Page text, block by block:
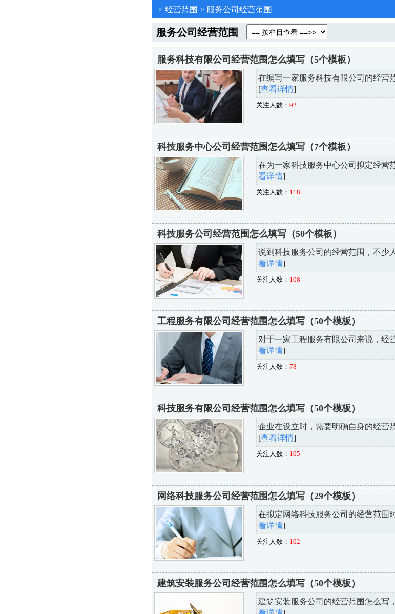
> 经营范围 > 服务公司经营范围
服务公司经营范围
服务科技有限公司经营范围怎么填写（5个模板）
在编写一家服务科技有限公司的经营
[查看详情]
关注人数： 92
科技服务中心公司经营范围怎么填写（7个模板）
在为一家科技服务中心公司拟定经营
看详情]
关注人数： 118
科技服务公司经营范围怎么填写（50个模板）
说到科技服务公司的经营范围，不少
看详情]
关注人数： 108
工程服务有限公司经营范围怎么填写（50个模板）
对于一家工程服务有限公司来说，经
看详情]
关注人数： 78
科技服务有限公司经营范围怎么填写（50个模板）
企业在设立时，需要明确自身的经营
[查看详情]
关注人数： 105
网络科技服务公司经营范围怎么填写（29个模板）
在拟定网络科技服务公司的经营范围
看详情]
关注人数： 102
建筑安装服务公司经营范围怎么填写（50个模板）
建筑安装服务公司的经营范围怎么写